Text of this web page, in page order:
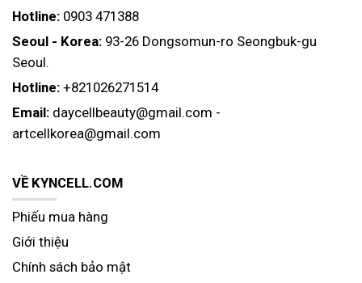
Hotline: 0903 471388
Seoul - Korea: 93-26 Dongsomun-ro Seongbuk-gu
Seoul.
Hotline: +821026271514
Email: daycellbeauty@gmail.com -
artcellkorea@gmail.com
VỀ KYNCELL.COM
Phiếu mua hàng
Giới thiệu
Chính sách bảo mật